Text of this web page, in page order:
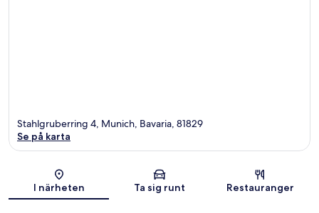
Karta
Stahlgruberring 4, Munich, Bavaria, 81829
Se på karta
I närheten Ta sig runt Restauranger